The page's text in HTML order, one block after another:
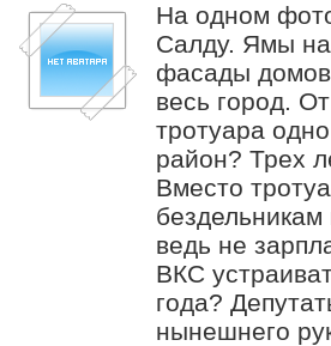
На одном
Салду. Ямы
фасады
весь город.
тротуара
район? Трех
Вместо
ведь не
ВКС
года?
нынешнего